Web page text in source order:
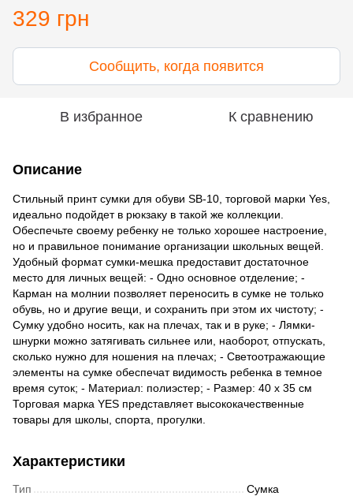
329 грн
Сообщить, когда появится
В избранное К сравнению
Описание
Стильный принт сумки для обуви SB-10, торговой марки Yes,
идеально подойдет в рюкзаку в такой же коллекции.
Обеспечьте своему ребенку не только хорошее настроение,
но и правильное понимание организации школьных вещей.
Удобный формат сумки-мешка предоставит достаточное
место для личных вещей: - Одно основное отделение; -
Карман на молнии позволяет переносить в сумке не только
обувь, но и другие вещи, и сохранить при этом их чистоту; -
Сумку удобно носить, как на плечах, так и в руке; - Лямки-
шнурки можно затягивать сильнее или, наоборот, отпускать,
сколько нужно для ношения на плечах; - Светоотражающие
элементы на сумке обеспечат видимость ребенка в темное
время суток; - Материал: полиэстер; - Размер: 40 х 35 см
Торговая марка YES представляет высококачественные
товары для школы, спорта, прогулки.
Характеристики
Тип Сумка